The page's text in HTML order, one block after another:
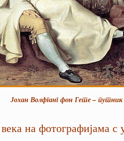
Гете – путник и
на фотографијама с